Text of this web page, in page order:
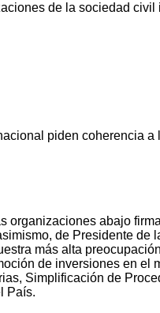
de la sociedad
piden coherencia
organizaciones abajo
de Presidente de
más alta
de inversiones en el
Simplificación de
País.